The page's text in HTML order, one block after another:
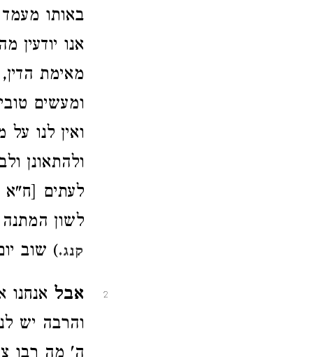
באותו מעמד
אנו יודעין
מאימת
ומעשים
ואין לנו
ולהתאונן
לעתים
לשון
קנג.) שוב
2 אבל אנחנו
והרבה יש